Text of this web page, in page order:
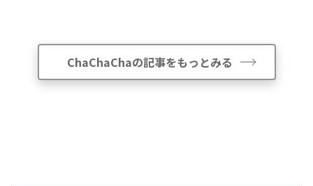
ChaChaChaの記事をもっとみる